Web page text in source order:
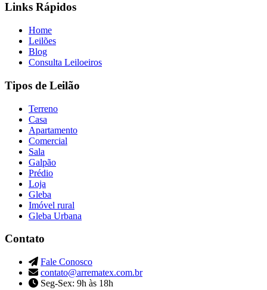
Links Rápidos
Home
Leilões
Blog
Consulta Leiloeiros
Tipos de Leilão
Terreno
Casa
Apartamento
Comercial
Sala
Galpão
Prédio
Loja
Gleba
Imóvel rural
Gleba Urbana
Contato
Fale Conosco
contato@arrematex.com.br
Seg-Sex: 9h às 18h